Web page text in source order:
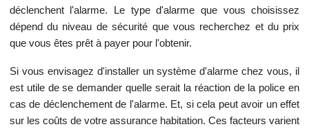
déclenchent l'alarme. Le type d'alarme que vous choisissez
dépend du niveau de sécurité que vous recherchez et du prix
que vous êtes prêt à payer pour l'obtenir.
Si vous envisagez d'installer un système d'alarme chez vous, il
est utile de se demander quelle serait la réaction de la police en
cas de déclenchement de l'alarme. Et, si cela peut avoir un effet
sur les coûts de votre assurance habitation. Ces facteurs varient